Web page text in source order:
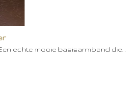
echte mooie basisarmband die…